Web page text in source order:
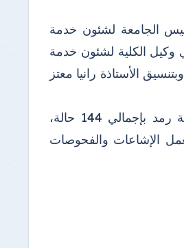
الجامعة لشئون خدمة
وكيل الكلية لشئون خدمة
الأستاذة رانيا معتز
وقامت القافلة بتوقيع الكشف الطبي على طلاب المدرسة شمل 72 حالة أطفال، و72 حالة رمد بإجمالي 144 حالة،
الإشاعات والفحوصات